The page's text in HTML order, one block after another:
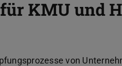
KMU und
von